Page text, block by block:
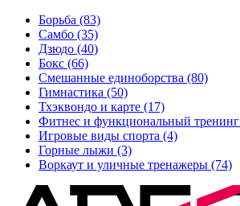
Борьба (83)
Самбо (35)
Дзюдо (40)
Бокс (66)
Смешанные единоборства (80)
Гимнастика (50)
Тхэквондо и карте (17)
Фитнес и функциональный тренинг
Игровые виды спорта (4)
Горные лыжи (3)
Воркаут и уличные тренажеры (74)